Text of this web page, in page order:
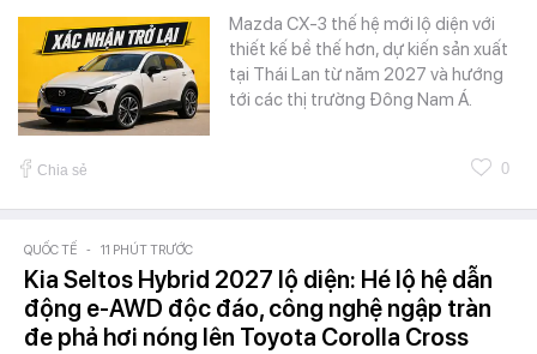
Mazda CX-3 thế hệ mới lộ diện với
thiết kế bề thế hơn, dự kiến sản xuất
tại Thái Lan từ năm 2027 và hướng
tới các thị trường Đông Nam Á.
Chia sẻ 0
QUỐC TẾ - 11 PHÚT TRƯỚC
Kia Seltos Hybrid 2027 lộ diện: Hé lộ hệ dẫn
động e-AWD độc đáo, công nghệ ngập tràn
đe phả hơi nóng lên Toyota Corolla Cross